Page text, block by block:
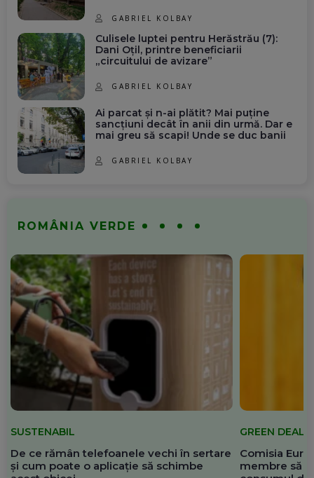
GABRIEL KOLBAY
Culisele luptei pentru Herăstrău (7):
Dani Oțil, printre beneficiarii
„circuitului de avizare”
GABRIEL KOLBAY
Ai parcat și n-ai plătit? Mai puține
sancțiuni decât în anii din urmă. Dar e
mai greu să scapi! Unde se duc banii
GABRIEL KOLBAY
ROMÂNIA VERDE
SUSTENABIL
De ce rămân telefoanele vechi în sertare
și cum poate o aplicație să schimbe
GREEN DEAL
Comisia
membre să